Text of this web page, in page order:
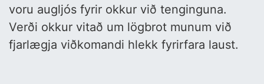
voru augljós fyrir okkur við tenginguna.
Verði okkur vitað um lögbrot munum við
fjarlægja viðkomandi hlekk fyrirfara laust.